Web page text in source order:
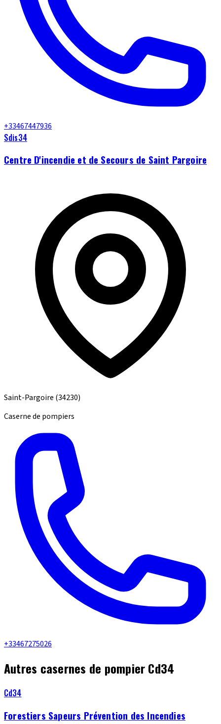
+33467447936
Sdis34
Centre D'incendie et de Secours de Saint Pargoire
Saint-Pargoire (34230)
Caserne de pompiers
+33467275026
Autres casernes de pompier Cd34
Cd34
Forestiers Sapeurs Prévention des Incendies